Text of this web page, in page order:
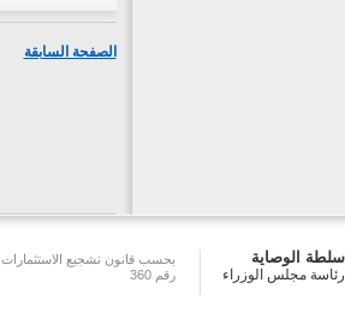
الصفحة السابقة
سلطة الوصاية
رئاسة مجلس الوزراء
بحسب قانون تشجيع الاستثمارات
رقم 360